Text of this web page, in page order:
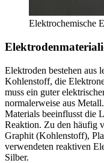
Elektrochemische
Elektroden bestehen aus
Kohlenstoff, die
muss ein guter
normalerweise aus
Materials beeinflusst die
Reaktion. Zu den häufig
Graphit (Kohlenstoff),
verwendeten reaktiven
Silber.